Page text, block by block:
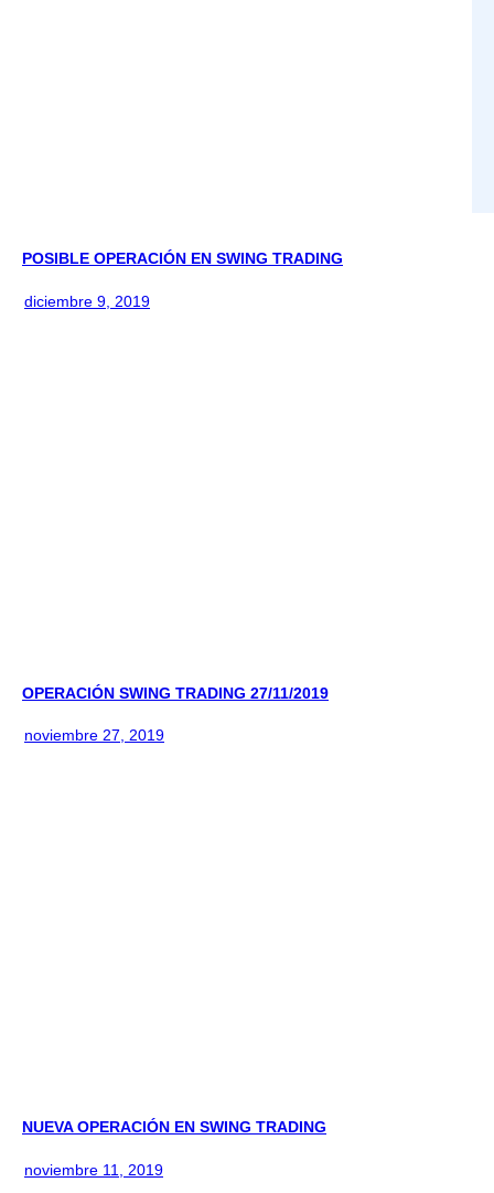
POSIBLE OPERACIÓN EN SWING TRADING
diciembre 9, 2019
OPERACIÓN SWING TRADING 27/11/2019
noviembre 27, 2019
NUEVA OPERACIÓN EN SWING TRADING
noviembre 11, 2019